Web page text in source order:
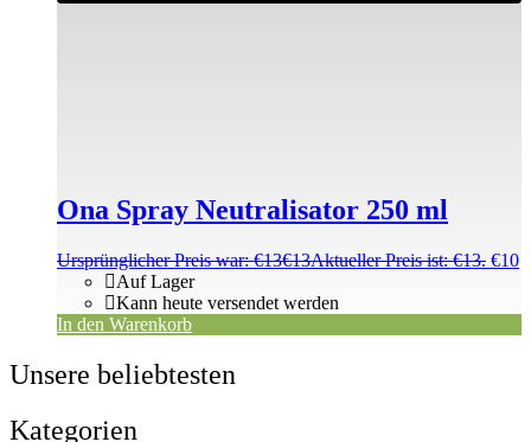
Ona Spray Neutralisator 250 ml
Ursprünglicher Preis war: €13€13Aktueller Preis ist: €13. €10
Auf Lager
Kann heute versendet werden
In den Warenkorb
Unsere beliebtesten
Kategorien